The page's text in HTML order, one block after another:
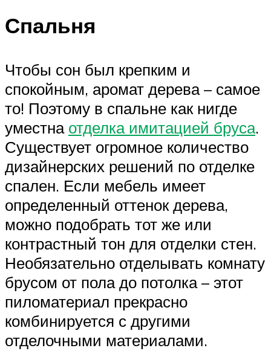
Спальня
Чтобы сон был крепким и
спокойным, аромат дерева – самое
то! Поэтому в спальне как нигде
уместна отделка имитацией бруса.
Существует огромное количество
дизайнерских решений по отделке
спален. Если мебель имеет
определенный оттенок дерева,
можно подобрать тот же или
контрастный тон для отделки стен.
Необязательно отделывать комнату
брусом от пола до потолка – этот
пиломатериал прекрасно
комбинируется с другими
отделочными материалами.